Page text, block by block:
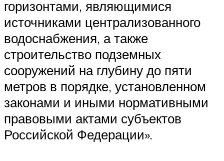
горизонтами, являющимися
источниками централизованного
водоснабжения, а также
строительство подземных
сооружений на глубину до пяти
метров в порядке, установленном
законами и иными нормативными
правовыми актами субъектов
Российской Федерации».